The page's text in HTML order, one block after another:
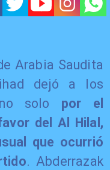
Arabia Saudita
dejó a los
solo por el
del Al Hilal,
que ocurrió
. Abderrazak